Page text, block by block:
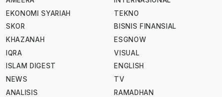
EKONOMI SYARIAH
SKOR
KHAZANAH
IQRA
ISLAM DIGEST
NEWS
ANALISIS
TEKNO
BISNIS FINANSIAL
ESGNOW
VISUAL
ENGLISH
TV
RAMADHAN